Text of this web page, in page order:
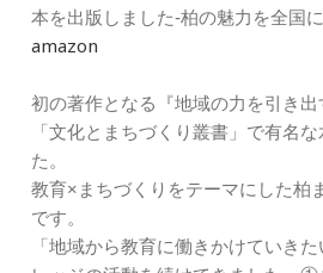
本を出版しました‐柏の魅力を全国
amazon
初の著作となる『地域の力を引き
「文化とまちづくり叢書」で有名
た。
教育×まちづくりをテーマにした柏
です。
「地域から教育に働きかけていき